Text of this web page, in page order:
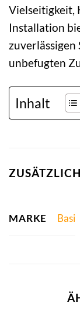
Vielseitigkeit,
Installation
zuverlässigen
unbefugten
Inhalt
MARKE Basi